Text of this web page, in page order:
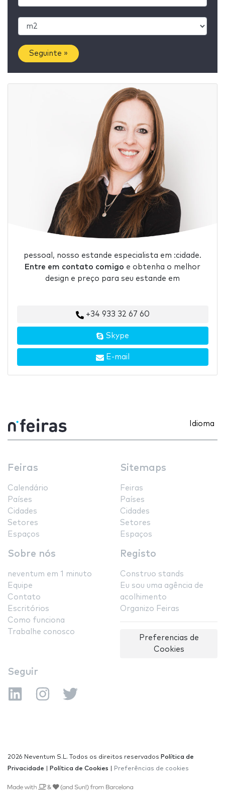
Seguinte »
pessoal, nosso estande especialista em :cidade.
Entre em contato comigo e obtenha o melhor
design e preço para seu estande em
+34 933 32 67 60
Skype
E-mail
Idioma
Feiras
Calendário
Países
Cidades
Setores
Espaços
Sitemaps
Feiras
Países
Cidades
Setores
Espaços
Sobre nós
neventum em 1 minuto
Equipe
Contato
Escritórios
Como funciona
Trabalhe conosco
Registo
Construo stands
Eu sou uma agência de
acolhimento
Organizo Feiras
Preferencias de
Cookies
Seguir
2026 Neventum S.L. Todos os direitos reservados Política de
Privacidade
Política de Cookies Preferências de cookies